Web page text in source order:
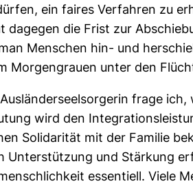
ein faires Verfahren zu
die Frist zur
Menschen hin- und
Morgengrauen unter den
frage
wird den
Solidarität mit der Familie
und Stärkung
essentiell. Viele